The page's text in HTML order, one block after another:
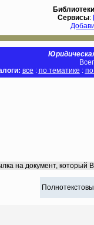
Библиотеки
Сервисы:
все : по тематике :
на документ, который